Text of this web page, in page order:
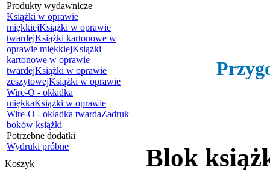
Produkty wydawnicze
Książki w oprawie
miękkiejKsiążki w oprawie
twardejKsiążki kartonowe w
oprawie miękkiejKsiążki
kartonowe w oprawie
twardejKsiążki w oprawie
zeszytowejKsiążki w oprawie
Wire-O - okładka
miękkaKsiążki w oprawie
Wire-O - okładka twardaZadruk
boków książki
Potrzebne dodatki
Wydruki próbne
Koszyk
Blok